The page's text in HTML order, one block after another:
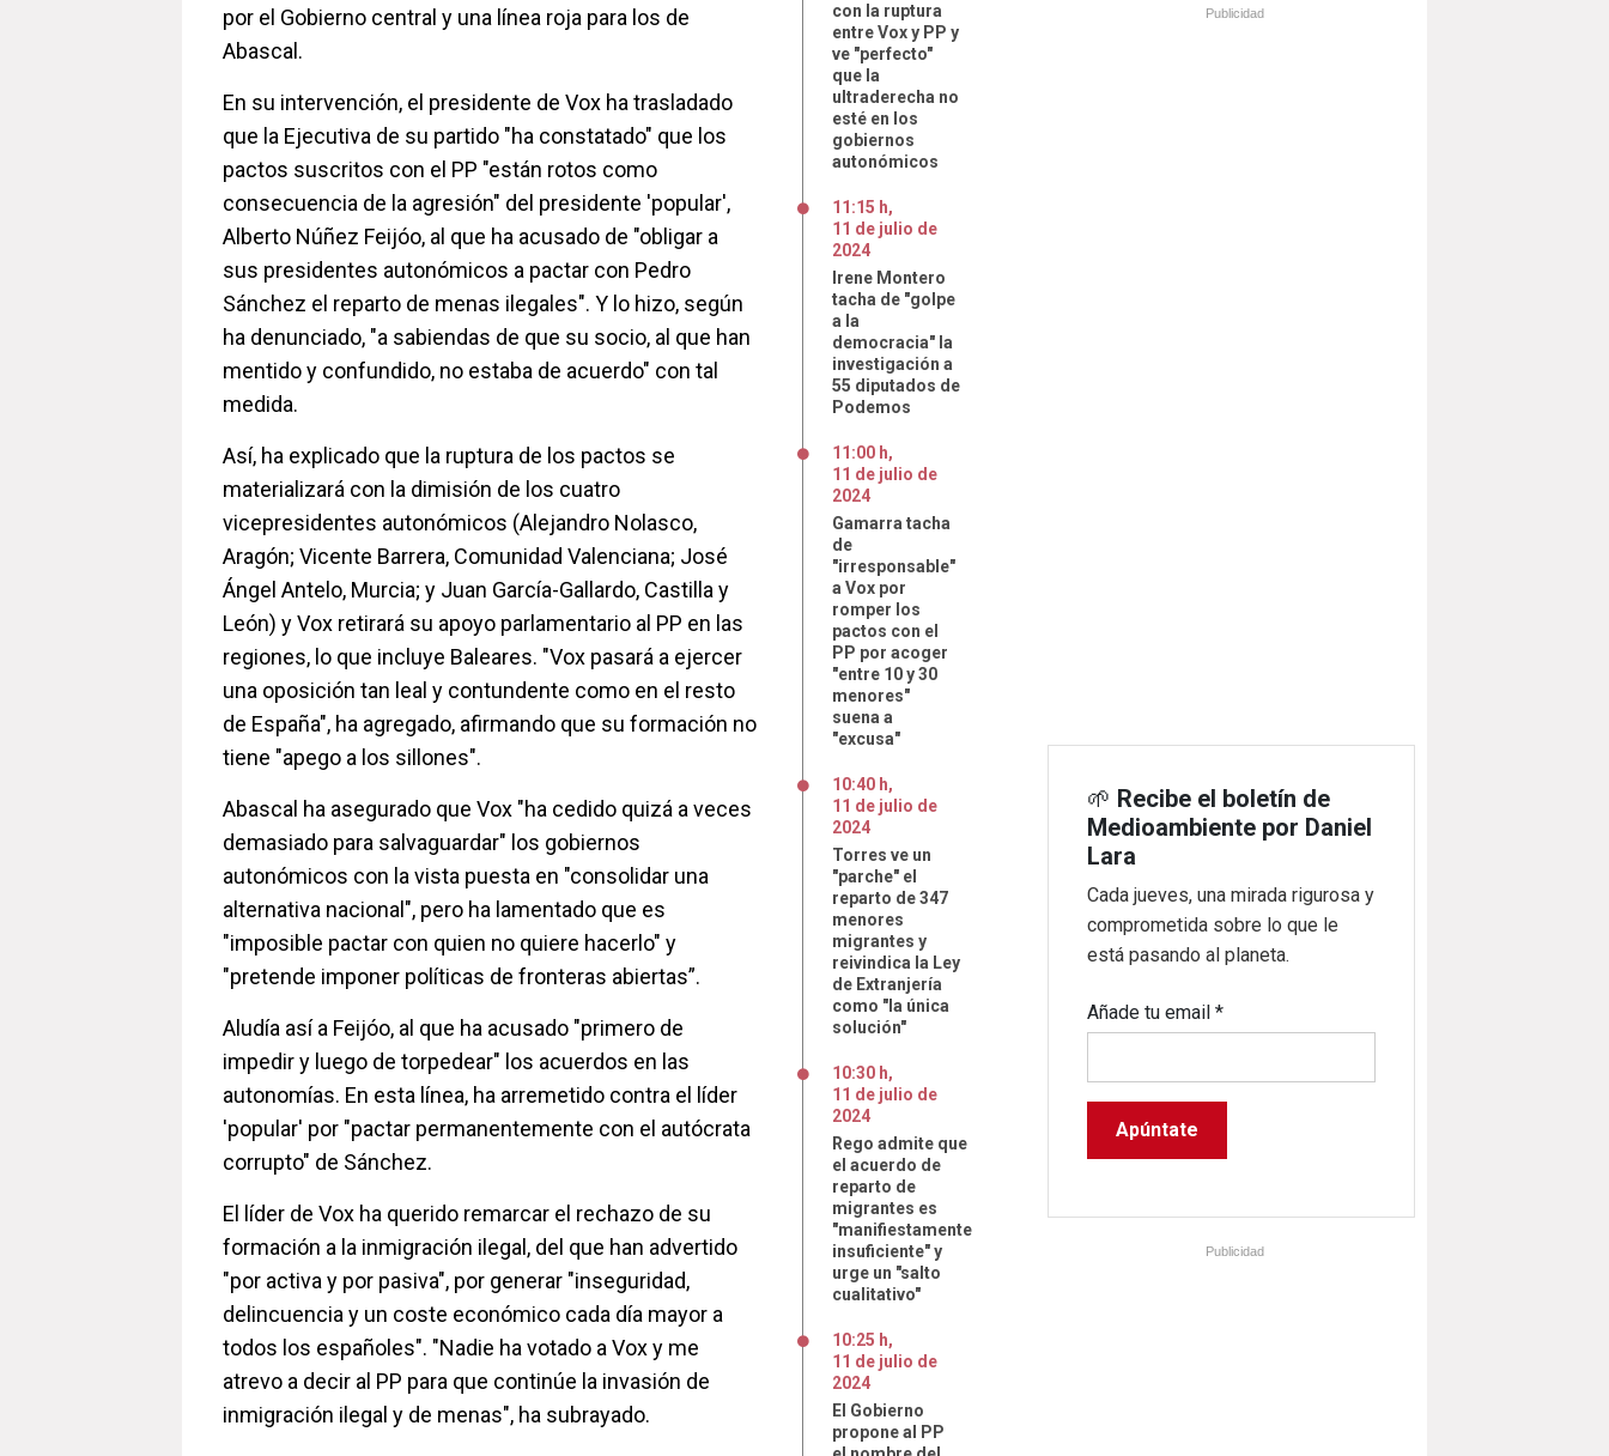
por el Gobierno central y una línea roja para los de
Abascal.
En su intervención, el presidente de Vox ha trasladado
que la Ejecutiva de su partido "ha constatado" que los
pactos suscritos con el PP "están rotos como
consecuencia de la agresión" del presidente 'popular',
Alberto Núñez Feijóo, al que ha acusado de "obligar a
sus presidentes autonómicos a pactar con Pedro
Sánchez el reparto de menas ilegales". Y lo hizo, según
ha denunciado, "a sabiendas de que su socio, al que han
mentido y confundido, no estaba de acuerdo" con tal
medida.
Así, ha explicado que la ruptura de los pactos se
materializará con la dimisión de los cuatro
vicepresidentes autonómicos (Alejandro Nolasco,
Aragón; Vicente Barrera, Comunidad Valenciana; José
Ángel Antelo, Murcia; y Juan García-Gallardo, Castilla y
León) y Vox retirará su apoyo parlamentario al PP en las
regiones, lo que incluye Baleares. "Vox pasará a ejercer
una oposición tan leal y contundente como en el resto
de España", ha agregado, afirmando que su formación no
tiene "apego a los sillones".
Abascal ha asegurado que Vox "ha cedido quizá a veces
demasiado para salvaguardar" los gobiernos
autonómicos con la vista puesta en "consolidar una
alternativa nacional", pero ha lamentado que es
"imposible pactar con quien no quiere hacerlo" y
"pretende imponer políticas de fronteras abiertas”.
Aludía así a Feijóo, al que ha acusado "primero de
impedir y luego de torpedear" los acuerdos en las
autonomías. En esta línea, ha arremetido contra el líder
'popular' por "pactar permanentemente con el autócrata
corrupto" de Sánchez.
El líder de Vox ha querido remarcar el rechazo de su
formación a la inmigración ilegal, del que han advertido
"por activa y por pasiva", por generar "inseguridad,
delincuencia y un coste económico cada día mayor a
todos los españoles". "Nadie ha votado a Vox y me
atrevo a decir al PP para que continúe la invasión de
inmigración ilegal y de menas", ha subrayado.
con la ruptura
entre Vox y PP y
ve "perfecto"
que la
ultraderecha no
esté en los
gobiernos
autonómicos
11:15 h,
11 de julio de
2024
Irene Montero
tacha de "golpe
a la
democracia" la
investigación a
55 diputados de
Podemos
11:00 h,
11 de julio de
2024
Gamarra tacha
de
"irresponsable"
a Vox por
romper los
pactos con el
PP por acoger
"entre 10 y 30
menores"
suena a
"excusa"
10:40 h,
11 de julio de
2024
Torres ve un
"parche" el
reparto de 347
menores
migrantes y
reivindica la Ley
de Extranjería
como "la única
solución"
10:30 h,
11 de julio de
2024
Rego admite que
el acuerdo de
reparto de
migrantes es
"manifiestamente
insuficiente" y
urge un "salto
cualitativo"
10:25 h,
11 de julio de
2024
El Gobierno
propone al PP
Publicidad
🌱 Recibe el boletín de
Medioambiente por Daniel
Lara
Cada jueves, una mirada rigurosa y
comprometida sobre lo que le
está pasando al planeta.
Añade tu email*
Publicidad